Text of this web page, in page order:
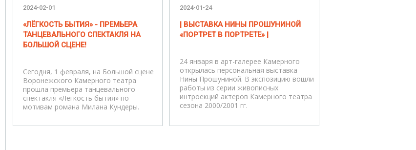
2024-02-01
«ЛЁГКОСТЬ БЫТИЯ» - ПРЕМЬЕРА
ТАНЦЕВАЛЬНОГО СПЕКТАКЛЯ НА
БОЛЬШОЙ СЦЕНЕ!
Сегодня, 1 февраля, на Большой сцене
Воронежского Камерного театра
прошла премьера танцевального
спектакля «Лёгкость бытия» по
мотивам романа Милана Кундеры.
2024-01-24
| ВЫСТАВКА НИНЫ ПРОШУНИНОЙ
«ПОРТРЕТ В ПОРТРЕТЕ» |
24 января в арт-галерее Камерного
открылась персональная выставка
Нины Прошуниной. В экспозицию вошли
работы из серии живописных
интроекций актеров Камерного театра
сезона 2000/2001 гг.